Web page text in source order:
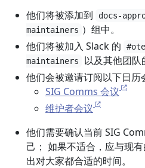
他们将被添加到
docs-
maintainers ）组中。
他们将被加入 Slack 的
maintainers
以及其他团队
他们会被邀请订阅以下日历
SIG Comms 会议
维护者会议
他们需要确认当前 SIG
己； 如果不适合，应与现
出对大家都合适的时间。